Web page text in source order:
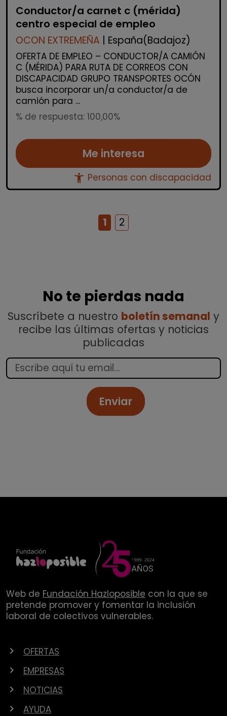
Conductor/a carnet c (mérida)
centro especial de empleo
OCON EXTREMEÑA | España(Badajoz)
OFERTA DE EMPLEO – CONDUCTOR/A CAMIÓN
C (MÉRIDA) PARA RUTA DE CORREOS CON
DISCAPACIDAD GRUPO TRANSPORTES OCÓN
busca incorporar un/a conductor/a de
camión para ...
% de respuesta: 100,00%
Me interesa
accessibility_new Personas con discapacidad
1 2
No te pierdas nada
Suscríbete a nuestro boletín semanal y
recibe las últimas ofertas y noticias
publicadas
Enviar
Web de Fundación Hazloposible con la que se
pretende promover y fomentar la inclusión
laboral de colectivos vulnerables.
OFERTAS
EMPRESAS
NOTICIAS
AYUDA